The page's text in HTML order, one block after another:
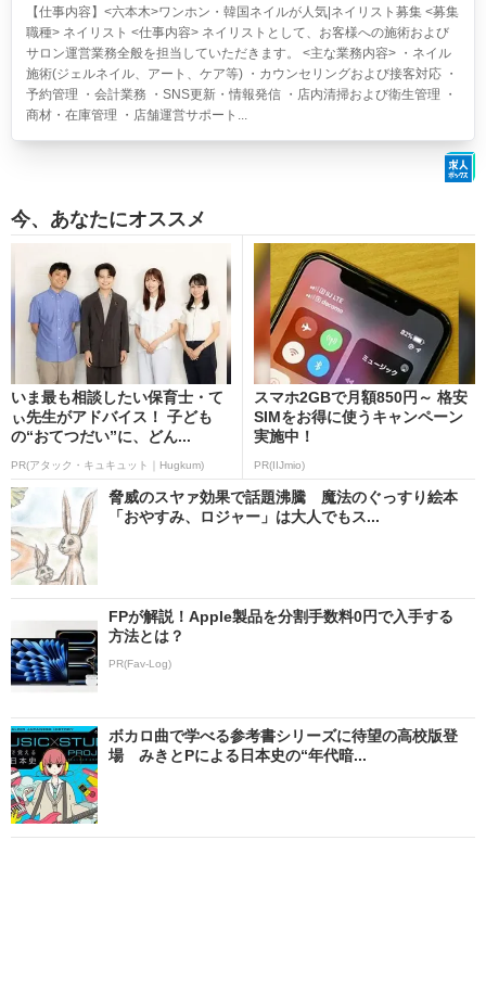
【仕事内容】<六本木>ワンホン・韓国ネイルが人気|ネイリスト募集 <募集
職種> ネイリスト <仕事内容> ネイリストとして、お客様への施術および
サロン運営業務全般を担当していただきます。 <主な業務内容> ・ネイル
施術(ジェルネイル、アート、ケア等) ・カウンセリングおよび接客対応 ・
予約管理 ・会計業務 ・SNS更新・情報発信 ・店内清掃および衛生管理 ・
商材・在庫管理 ・店舗運営サポート...
今、あなたにオススメ
いま最も相談したい保育士・て
ぃ先生がアドバイス！ 子ども
の“おてつだい”に、どん...
PR(アタック・キュキュット｜Hugkum)
スマホ2GBで月額850円～ 格安
SIMをお得に使うキャンペーン
実施中！
PR(IIJmio)
脅威のスヤァ効果で話題沸騰 魔法のぐっすり絵本
「おやすみ、ロジャー」は大人でもス...
FPが解説！Apple製品を分割手数料0円で入手する
方法とは？
PR(Fav-Log)
ボカロ曲で学べる参考書シリーズに待望の高校版登
場 みきとPによる日本史の“年代暗...